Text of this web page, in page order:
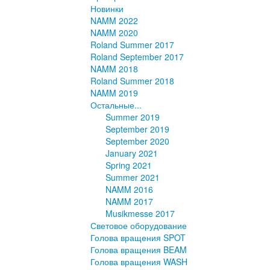
Новинки
NAMM 2022
NAMM 2020
Roland Summer 2017
Roland September 2017
NAMM 2018
Roland Summer 2018
NAMM 2019
Остальные...
Summer 2019
September 2019
September 2020
January 2021
Spring 2021
Summer 2021
NAMM 2016
NAMM 2017
Musikmesse 2017
Световое оборудование
Голова вращения SPOT
Голова вращения BEAM
Голова вращения WASH